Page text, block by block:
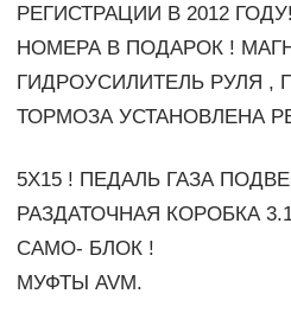
РЕГИСТРАЦИИ В 2012
НОМЕРА В ПОДАРОК !
ГИДРОУСИЛИТЕЛЬ РУЛЯ ,
ТОРМОЗА УСТАНОВЛЕНА
5Х15 ! ПЕДАЛЬ ГАЗА
РАЗДАТОЧНАЯ КОРОБКА
САМО- БЛОК !
МУФТЫ AVM.